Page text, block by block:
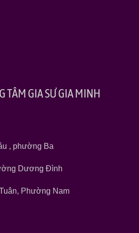
TÂM GIA SƯ GIA MINH
, phường Ba
Dương Đình
Phường Nam